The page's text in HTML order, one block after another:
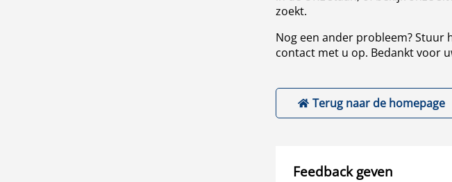
zoekt.
Nog een ander probleem? Stuur
contact met u op. Bedankt voor
Terug naar de homepage
Feedback geven